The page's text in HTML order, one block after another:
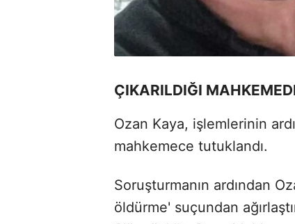
ÇIKARILDIĞI
Ozan Kaya, işlemlerinin
mahkemece tutuklandı.
Soruşturmanın ardından
öldürme' suçundan